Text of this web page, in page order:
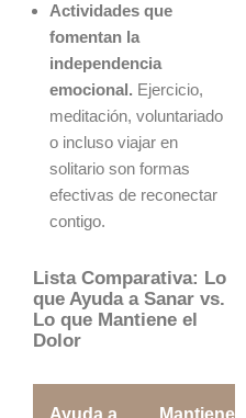
Actividades que
fomentan la
independencia
emocional. Ejercicio,
meditación, voluntariado
o incluso viajar en
solitario son formas
efectivas de reconectar
contigo.
Lista Comparativa: Lo
que Ayuda a Sanar vs.
Lo que Mantiene el
Dolor